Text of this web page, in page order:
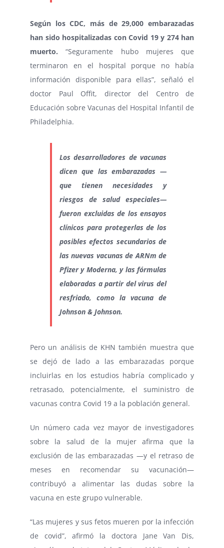
Según losCDC, más de 29,000 embarazadas
han sido hospitalizadas con Covid 19 y 274 han
muerto.“Seguramente hubo mujeres que
terminaron en el hospital porque no había
información disponible para ellas”, señaló el
doctor Paul Offit, director del Centro de
Educación sobre Vacunas del Hospital Infantil de
Philadelphia.
Los desarrolladores de vacunas
dicen que las embarazadas —
que tienen necesidades y
riesgos de salud especiales—
fueron excluidas de los ensayos
clínicos para protegerlas de los
posibles efectos secundarios de
las nuevas vacunas de ARNm de
Pfizer y Moderna, y las fórmulas
elaboradas a partir del virus del
resfriado, como la vacuna de
Johnson & Johnson.
Pero un análisis de KHN también muestra que
se dejó de lado a las embarazadas porque
incluirlas en los estudios habría complicado y
retrasado, potencialmente, el suministro de
vacunas contra Covid 19 a la población general.
Un número cada vez mayor de investigadores
sobre la salud de la mujerafirma que la
exclusión de las embarazadas —y el retraso de
meses en recomendar su vacunación—
contribuyó a alimentar las dudas sobre la
vacuna en este grupo vulnerable.
“Las mujeres y sus fetos mueren por la infección
de covid”, afirmó la doctora Jane Van Dis,